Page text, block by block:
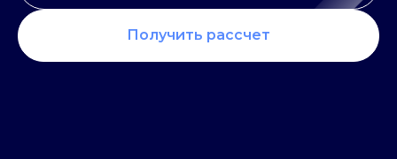
Получить рассчет